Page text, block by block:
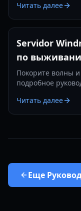
предметах защиты
Читать далее
Servidor
по
Покорите волны
подробное
году.
Читать далее
Еще